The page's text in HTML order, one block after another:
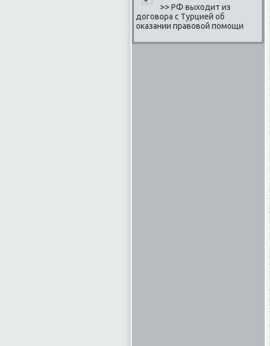
>>РФ выходит из
договора с Турцией об
оказании правовой помощи